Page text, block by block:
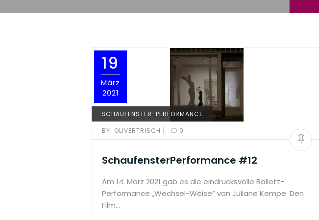
19
März
2021
SCHAUFENSTER-PERFORMANCE
BY: OLIVERTRISCH | 0
SchaufensterPerformance #12
Am 14. März 2021 gab es die eindrucksvolle Ballett-
Performance „Wechsel-Weise“ von Juliane Kempe. Den
Film…